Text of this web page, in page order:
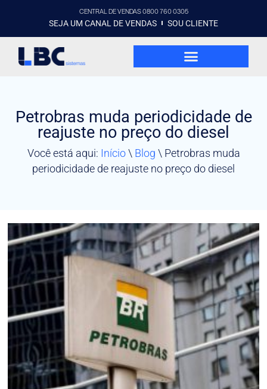
CENTRAL DE VENDAS 0800 760 0305
SEJA UM CANAL DE VENDAS SOU CLIENTE
Petrobras muda periodicidade de
reajuste no preço do diesel
Você está aqui: Início\ Blog \ Petrobras muda
periodicidade de reajuste no preço do diesel